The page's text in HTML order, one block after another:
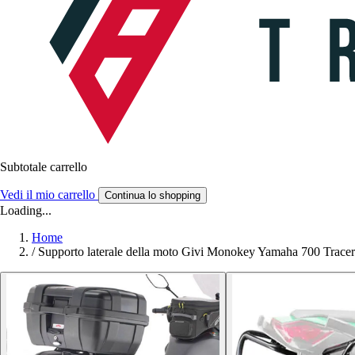
Subtotale carrello
Vedi il mio carrello Continua lo shopping
Loading...
Home
/ Supporto laterale della moto Givi Monokey Yamaha 700